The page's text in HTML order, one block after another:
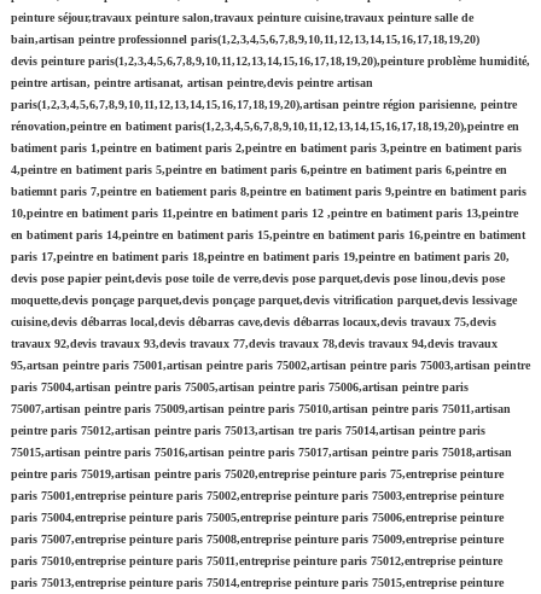
peinture séjour,travaux peinture salon,travaux peinture cuisine,travaux peinture salle de
bain,artisan peintre professionnel paris(1,2,3,4,5,6,7,8,9,10,11,12,13,14,15,16,17,18,19,20)
devis peinture paris(1,2,3,4,5,6,7,8,9,10,11,12,13,14,15,16,17,18,19,20),peinture problème humidité,
peintre artisan, peintre artisanat, artisan peintre,devis peintre artisan
paris(1,2,3,4,5,6,7,8,9,10,11,12,13,14,15,16,17,18,19,20),artisan peintre région parisienne, peintre
rénovation,peintre en batiment paris(1,2,3,4,5,6,7,8,9,10,11,12,13,14,15,16,17,18,19,20),peintre en
batiment paris 1,peintre en batiment paris 2,peintre en batiment paris 3,peintre en batiment paris
4,peintre en batiment paris 5,peintre en batiment paris 6,peintre en batiment paris 6,peintre en
batiemnt paris 7,peintre en batiement paris 8,peintre en batiment paris 9,peintre en batiment paris
10,peintre en batiment paris 11,peintre en batiment paris 12 ,peintre en batiment paris 13,peintre
en batiment paris 14,peintre en batiment paris 15,peintre en batiment paris 16,peintre en batiment
paris 17,peintre en batiment paris 18,peintre en batiment paris 19,peintre en batiment paris 20,
devis pose papier peint,devis pose toile de verre,devis pose parquet,devis pose linou,devis pose
moquette,devis ponçage parquet,devis ponçage parquet,devis vitrification parquet,devis lessivage
cuisine,devis débarras local,devis débarras cave,devis débarras locaux,devis travaux 75,devis
travaux 92,devis travaux 93,devis travaux 77,devis travaux 78,devis travaux 94,devis travaux
95,artsan peintre paris 75001,artisan peintre paris 75002,artisan peintre paris 75003,artisan peintre
paris 75004,artisan peintre paris 75005,artisan peintre paris 75006,artisan peintre paris
75007,artisan peintre paris 75009,artisan peintre paris 75010,artisan peintre paris 75011,artisan
peintre paris 75012,artisan peintre paris 75013,artisan tre paris 75014,artisan peintre paris
75015,artisan peintre paris 75016,artisan peintre paris 75017,artisan peintre paris 75018,artisan
peintre paris 75019,artisan peintre paris 75020,entreprise peinture paris 75,entreprise peinture
paris 75001,entreprise peinture paris 75002,entreprise peinture paris 75003,entreprise peinture
paris 75004,entreprise peinture paris 75005,entreprise peinture paris 75006,entreprise peinture
paris 75007,entreprise peinture paris 75008,entreprise peinture paris 75009,entreprise peinture
paris 75010,entreprise peinture paris 75011,entreprise peinture paris 75012,entreprise peinture
paris 75013,entreprise peinture paris 75014,entreprise peinture paris 75015,entreprise peinture